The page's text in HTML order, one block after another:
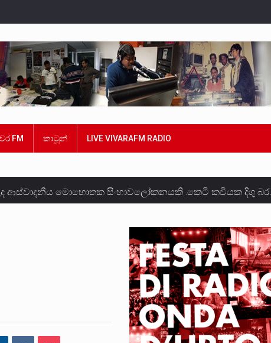
FM කාටූන් LIVE VIVARAFM RADIO
ආස්වාදනීය මොහොතක සිංහාවලෝකනයකි .කෙටි කවියක දිගු බර…
සැක කරන ගිං ගඟේ ගිල්වා මරා දමා…
විශ්‍රාම වයස දීර්ඝ කිරීම සඳහා සකස් කර ඇති විසිදෙවන…
ජනවාරි 01 සිට 2025 දෙසැම්බර්…
ගණන ඉහළ ගොස් තිබේ. ඒ…